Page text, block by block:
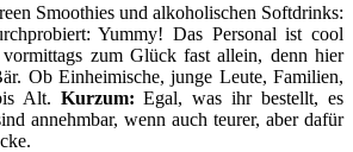
Smoothies und alkoholischen Softdrinks:
Yummy! Das Personal ist cool
zum Glück fast allein, denn hier
Ob Einheimische, junge Leute, Familien,
Alt. Kurzum: Egal, was ihr bestellt, es
annehmbar, wenn auch teurer, aber dafür